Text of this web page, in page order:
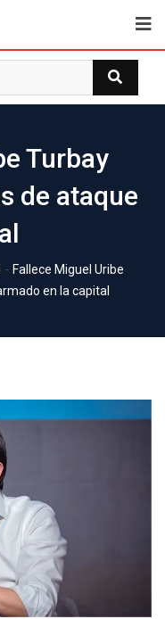
Turbay
de ataque
- Fallece Miguel Uribe
en la capital